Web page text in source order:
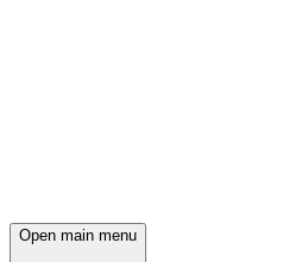
Open main menu